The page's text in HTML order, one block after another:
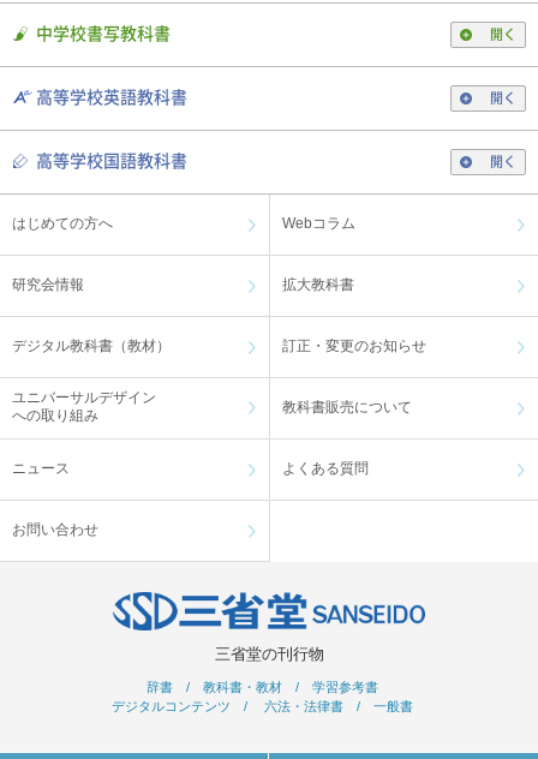
中学校書写教科書 開く
高等学校英語教科書 開く
高等学校国語教科書 開く
はじめての方へ Webコラム
研究会情報 拡大教科書
デジタル教科書（教材） 訂正・変更のお知らせ
ユニバーサルデザイン
への取り組み
教科書販売について
ニュース よくある質問
お問い合わせ
三省堂の刊行物
辞書 / 教科書・教材 / 学習参考書
デジタルコンテンツ / 六法・法律書 / 一般書